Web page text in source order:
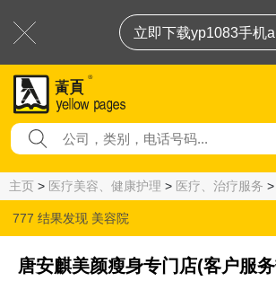
立即下载yp1083手机
主页 > 医疗美容、健康护理 > 医疗、治疗服务
777 结果发现 美容院
唐安麒美颜瘦身专门店(客户服